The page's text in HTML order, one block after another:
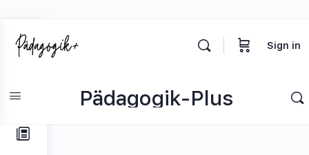
Toggle
Side
Sign in
Pädagogik-Plus
Herzlich Willkommen!